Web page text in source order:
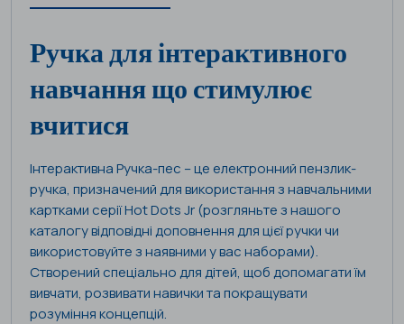
Ручка для інтерактивного
навчання що стимулює
вчитися
Інтерактивна Ручка-пес – це електронний пензлик-
ручка, призначений для використання з навчальними
картками серії Hot Dots Jr (розгляньте з нашого
каталогу відповідні доповнення для цієї ручки чи
використовуйте з наявними у вас наборами).
Створений спеціально для дітей, щоб допомагати їм
вивчати, розвивати навички та покращувати
розуміння концепцій.